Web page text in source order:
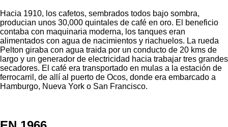
Hacia 1910, los cafetos, sembrados todos bajo sombra,
producian unos 30,000 quintales de café en oro. El beneficio
contaba con maquinaria moderna, los tanques eran
alimentados con agua de nacimientos y riachuelos. La rueda
Pelton giraba con agua traida por un conducto de 20 kms de
largo y un generador de electricidad hacia trabajar tres grandes
secadores. El café era transportado en mulas a la estación de
ferrocarril, de allí al puerto de Ocos, donde era embarcado a
Hamburgo, Nueva York o San Francisco.